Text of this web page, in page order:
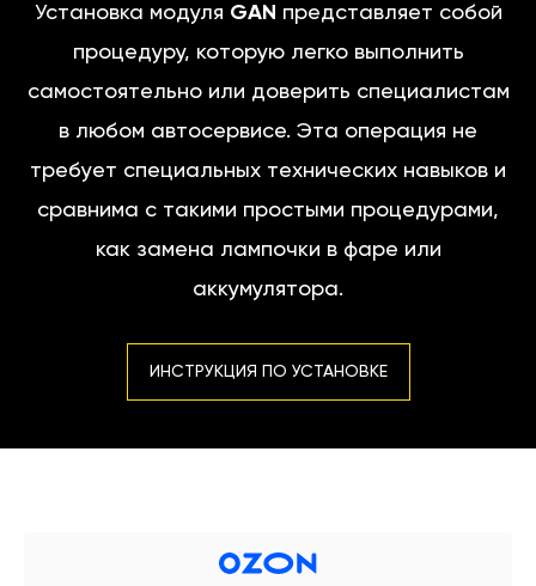
Установка модуля GAN представляет собой
процедуру, которую легко выполнить
самостоятельно или доверить специалистам
в любом автосервисе. Эта операция не
требует специальных технических навыков и
сравнима с такими простыми процедурами,
как замена лампочки в фаре или
аккумулятора.
ИНСТРУКЦИЯ ПО УСТАНОВКЕ